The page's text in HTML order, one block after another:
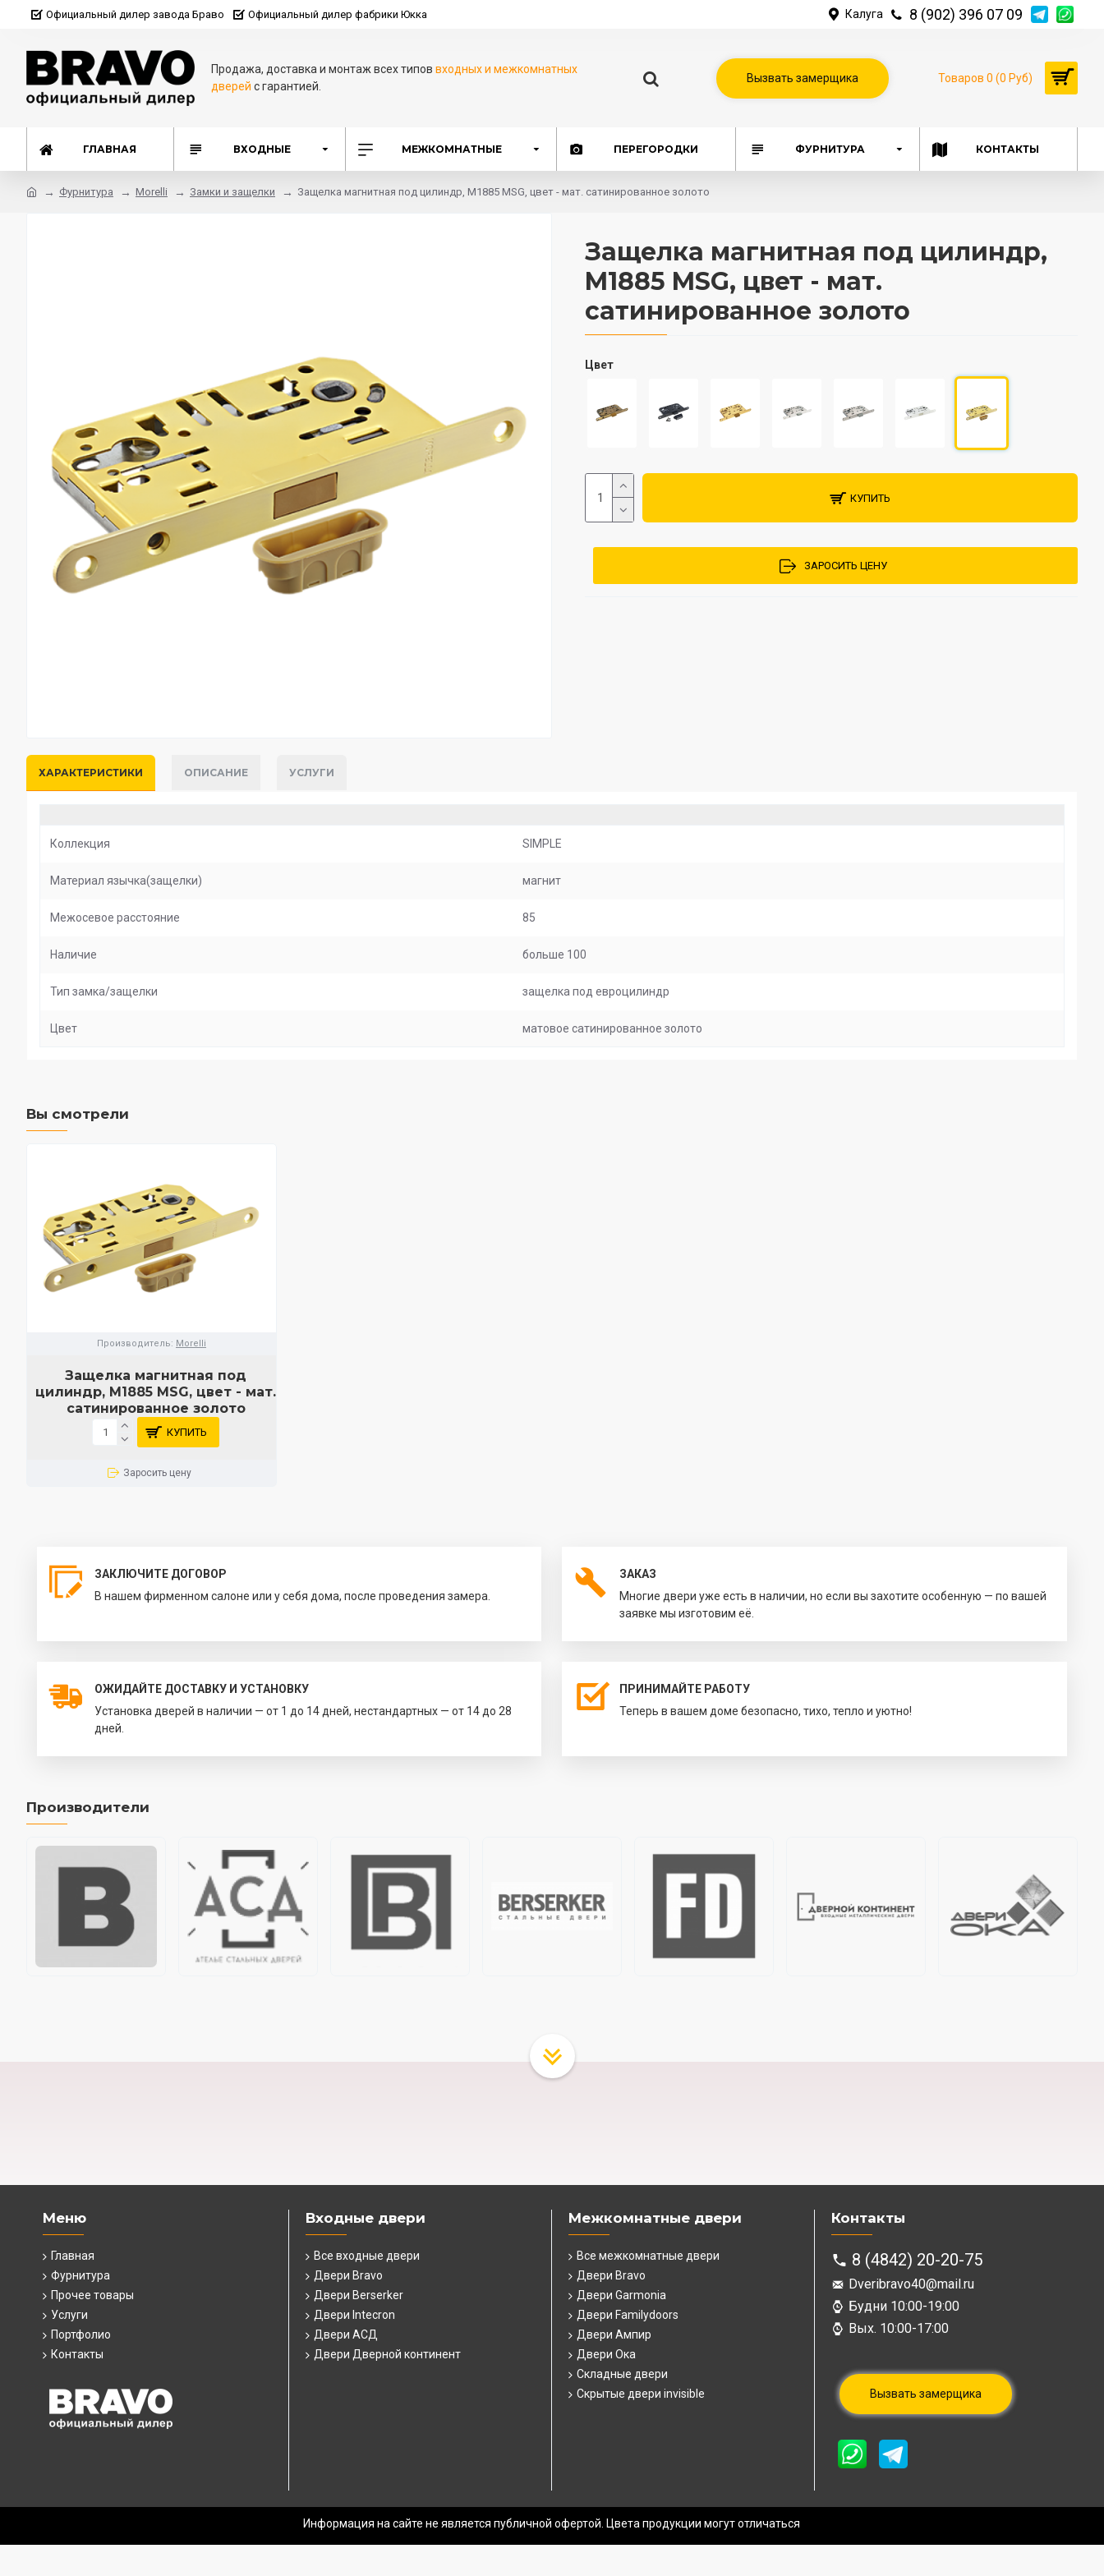
Официальный дилер завода Браво Официальный дилер фабрики Юкка Калуга 8 (902) 396 07 09
Продажа, доставка и монтаж всех типоввходных и межкомнатных
дверей с гарантией.
Вызвать замерщика Товаров 0 (0 Руб)
ГЛАВНАЯ ВХОДНЫЕ МЕЖКОМНАТНЫЕ ПЕРЕГОРОДКИ ФУРНИТУРА КОНТАКТЫ
Фурнитура Morelli Замки и защелки Защелка магнитная под цилиндр, M1885 MSG, цвет - мат. сатинированное золото
Защелка магнитная под цилиндр,
M1885 MSG, цвет - мат.
сатинированное золото
Цвет
КУПИТЬ
ЗАРОСИТЬ ЦЕНУ
ХАРАКТЕРИСТИКИ ОПИСАНИЕ УСЛУГИ
Коллекция SIMPLE
Материал язычка(защелки) магнит
Межосевое расстояние 85
Наличие больше 100
Тип замка/защелки защелка под евроцилиндр
Цвет матовое сатинированное золото
Вы смотрели
Производитель: Morelli
Защелка магнитная под
цилиндр, M1885 MSG, цвет - мат.
сатинированное золото
КУПИТЬ
Заросить цену
ЗАКЛЮЧИТЕ ДОГОВОР
В нашем фирменном салоне или у себя дома, после проведения замера.
ЗАКАЗ
Многие двери уже есть в наличии, но если вы захотите особенную — по вашей
заявке мы изготовим её.
ОЖИДАЙТЕ ДОСТАВКУ И УСТАНОВКУ
Установка дверей в наличии — от 1 до 14 дней, нестандартных — от 14 до 28
дней.
ПРИНИМАЙТЕ РАБОТУ
Теперь в вашем доме безопасно, тихо, тепло и уютно!
Производители
Меню
Главная
Фурнитура
Прочее товары
Услуги
Портфолио
Контакты
Входные двери
Все входные двери
Двери Bravo
Двери Berserker
Двери Intecron
Двери АСД
Двери Дверной континент
Межкомнатные двери
Все межкомнатные двери
Двери Bravo
Двери Garmonia
Двери Familydoors
Двери Ампир
Двери Ока
Складные двери
Скрытые двери invisible
Контакты
8 (4842) 20-20-75
Dveribravo40@mail.ru
Будни 10:00-19:00
Вых. 10:00-17:00
Вызвать замерщика
Информация на сайте не является публичной офертой. Цвета продукции могут отличаться